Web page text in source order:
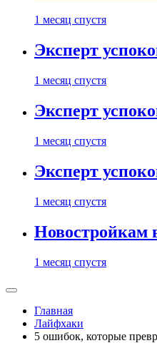
1 месяц спустя
Эксперт
1 месяц спустя
Эксперт
1 месяц спустя
Эксперт
1 месяц спустя
Новостройкам
1 месяц спустя
Главная
Лайфхаки
5 ошибок, которые